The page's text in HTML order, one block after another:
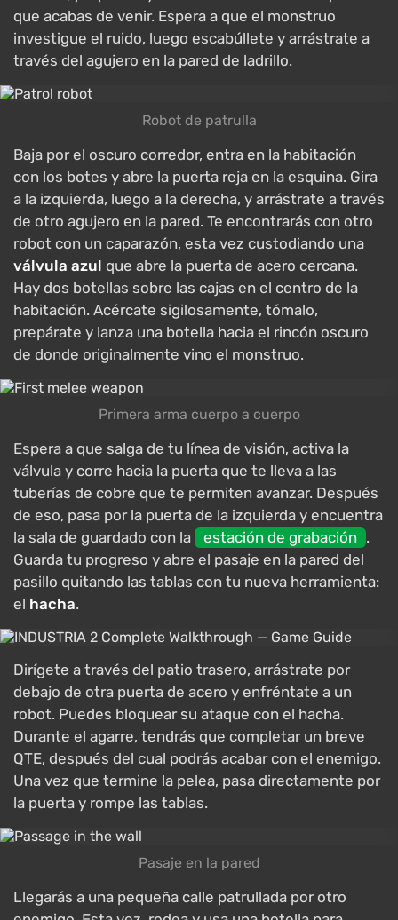
que acabas de venir. Espera a que el monstruo
investigue el ruido, luego escabúllete y arrástrate a
través del agujero en la pared de ladrillo.
Robot de patrulla
Baja por el oscuro corredor, entra en la habitación
con los botes y abre la puerta reja en la esquina. Gira
a la izquierda, luego a la derecha, y arrástrate a través
de otro agujero en la pared. Te encontrarás con otro
robot con un caparazón, esta vez custodiando una
válvula azul que abre la puerta de acero cercana.
Hay dos botellas sobre las cajas en el centro de la
habitación. Acércate sigilosamente, tómalo,
prepárate y lanza una botella hacia el rincón oscuro
de donde originalmente vino el monstruo.
Primera arma cuerpo a cuerpo
Espera a que salga de tu línea de visión, activa la
válvula y corre hacia la puerta que te lleva a las
tuberías de cobre que te permiten avanzar. Después
de eso, pasa por la puerta de la izquierda y encuentra
la sala de guardado con la
estación de grabación .
Guarda tu progreso y abre el pasaje en la pared del
pasillo quitando las tablas con tu nueva herramienta:
el hacha.
Dirígete a través del patio trasero, arrástrate por
debajo de otra puerta de acero y enfréntate a un
robot. Puedes bloquear su ataque con el hacha.
Durante el agarre, tendrás que completar un breve
QTE, después del cual podrás acabar con el enemigo.
Una vez que termine la pelea, pasa directamente por
la puerta y rompe las tablas.
Pasaje en la pared
Llegarás a una pequeña calle patrullada por otro